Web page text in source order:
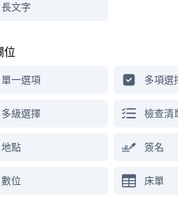
長文字
位
單一選項 多項選
多級選擇 檢查清
地點 簽名
數位 床單